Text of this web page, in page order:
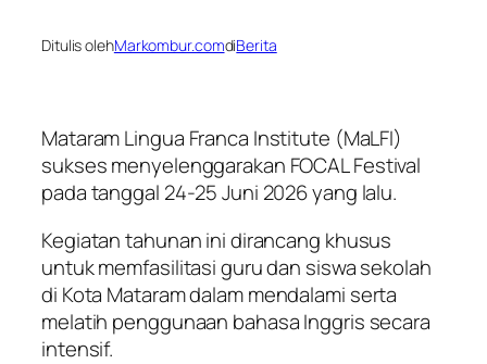
Ditulis olehMarkombur.comdiBerita
Mataram Lingua Franca Institute (MaLFI)
sukses menyelenggarakan FOCAL Festival
pada tanggal 24-25 Juni 2026 yang lalu.
Kegiatan tahunan ini dirancang khusus
untuk memfasilitasi guru dan siswa sekolah
di Kota Mataram dalam mendalami serta
melatih penggunaan bahasa Inggris secara
intensif.